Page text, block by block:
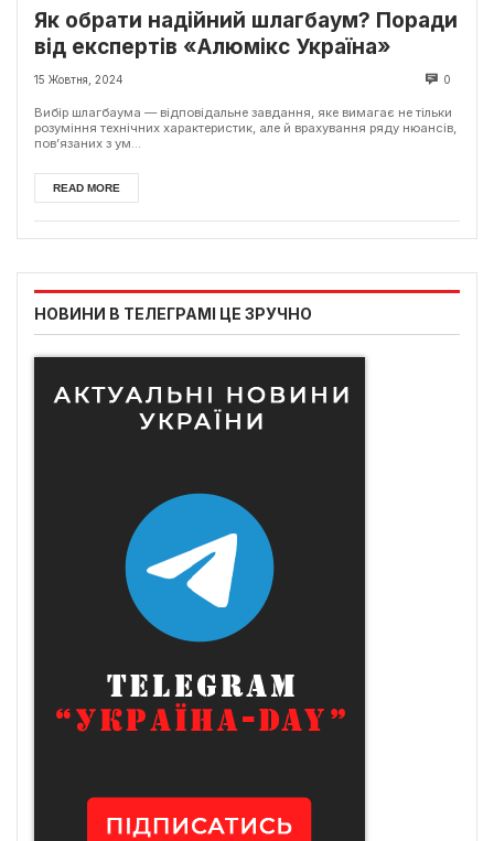
Як обрати надійний шлагбаум? Поради
від експертів «Алюмікс Україна»
15 Жовтня, 2024 0
Вибір шлагбаума — відповідальне завдання, яке вимагає не тільки
розуміння технічних характеристик, але й врахування ряду нюансів,
пов’язаних з ум...
READ MORE
НОВИНИ В ТЕЛЕГРАМІ ЦЕ ЗРУЧНО